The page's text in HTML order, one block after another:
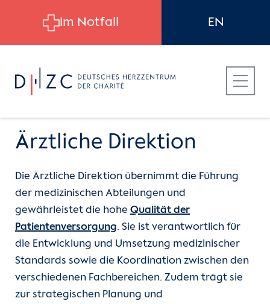
Für Patient:innen
Für Zuweiser:innen
Für Bewerber:innen
Unsere Kliniken
Über uns
Leitung
Leitung
Verwaltungsrat
Bereichsvorstand & EBV
Ärztliche Direktion (current)
Stiftung
Qualitätsmanagement
Ärztliche Direktion
Die Ärztliche Direktion übernimmt die Führung
der medizinischen Abteilungen und
gewährleistet die hohe Qualität der
Patientenversorgung. Sie ist verantwortlich für
die Entwicklung und Umsetzung medizinischer
Standards sowie die Koordination zwischen den
verschiedenen Fachbereichen. Zudem trägt sie
zur strategischen Planung und
Im Notfall EN